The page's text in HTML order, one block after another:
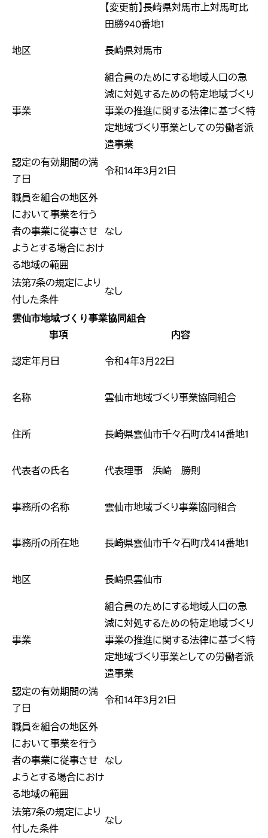
【変更前】長崎県対馬市上対馬町比
田勝940番地1
地区 長崎県対馬市
事業
組合員のためにする地域人口の急
減に対処するための特定地域づくり
事業の推進に関する法律に基づく特
定地域づくり事業としての労働者派
遣事業
認定の有効期間の満
了日
令和14年3月21日
職員を組合の地区外
において事業を行う
者の事業に従事させ
ようとする場合におけ
る地域の範囲
なし
法第7条の規定により
付した条件
なし
雲仙市地域づくり事業協同組合
事項 内容
認定年月日 令和4年3月22日
名称 雲仙市地域づくり事業協同組合
住所 長崎県雲仙市千々石町戊414番地1
代表者の氏名 代表理事 浜崎 勝則
事務所の名称 雲仙市地域づくり事業協同組合
事務所の所在地 長崎県雲仙市千々石町戊414番地1
地区 長崎県雲仙市
事業
組合員のためにする地域人口の急
減に対処するための特定地域づくり
事業の推進に関する法律に基づく特
定地域づくり事業としての労働者派
遣事業
認定の有効期間の満
了日
令和14年3月21日
職員を組合の地区外
において事業を行う
者の事業に従事させ
ようとする場合におけ
る地域の範囲
なし
法第7条の規定により
付した条件
なし